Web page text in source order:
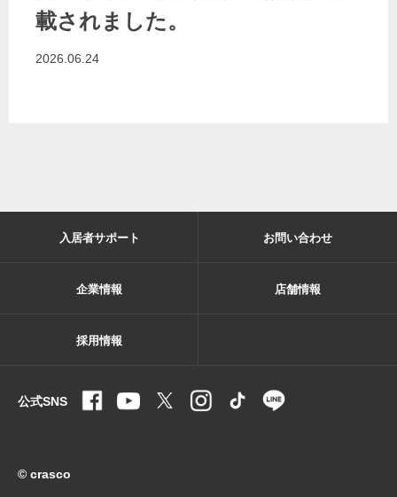
載されました。
2026.06.24
入居者サポート お問い合わせ
企業情報 店舗情報
採用情報
公式SNS
© crasco